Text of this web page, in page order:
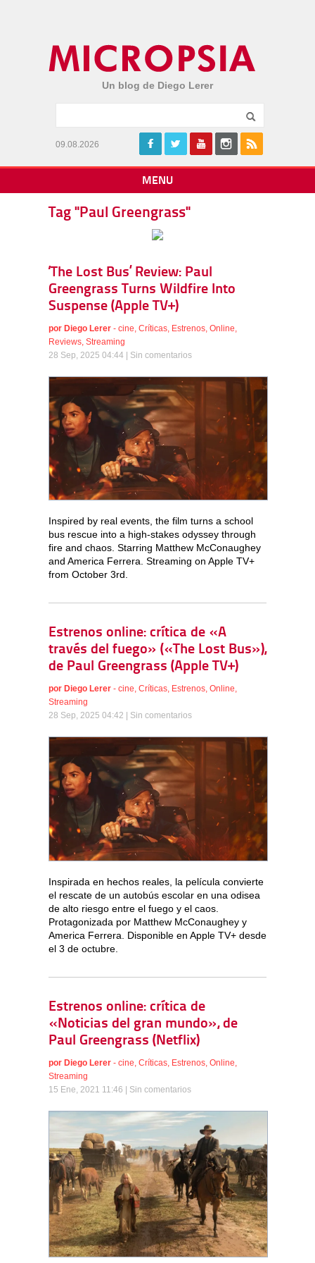
Un blog de Diego Lerer
09.08.2026
MENU
Tag "Paul Greengrass"
‘The Lost Bus’ Review: Paul
Greengrass Turns Wildfire Into
Suspense (Apple TV+)
por Diego Lerer - cine, Críticas, Estrenos, Online,
Reviews, Streaming
28 Sep, 2025 04:44 | Sin comentarios
Inspired by real events, the film turns a school
bus rescue into a high-stakes odyssey through
fire and chaos. Starring Matthew McConaughey
and America Ferrera. Streaming on Apple TV+
from October 3rd.
Estrenos online: crítica de «A
través del fuego» («The Lost Bus»),
de Paul Greengrass (Apple TV+)
por Diego Lerer - cine, Críticas, Estrenos, Online,
Streaming
28 Sep, 2025 04:42 | Sin comentarios
Inspirada en hechos reales, la película convierte
el rescate de un autobús escolar en una odisea
de alto riesgo entre el fuego y el caos.
Protagonizada por Matthew McConaughey y
America Ferrera. Disponible en Apple TV+ desde
el 3 de octubre.
Estrenos online: crítica de
«Noticias del gran mundo», de
Paul Greengrass (Netflix)
por Diego Lerer - cine, Críticas, Estrenos, Online,
Streaming
15 Ene, 2021 11:46 | Sin comentarios